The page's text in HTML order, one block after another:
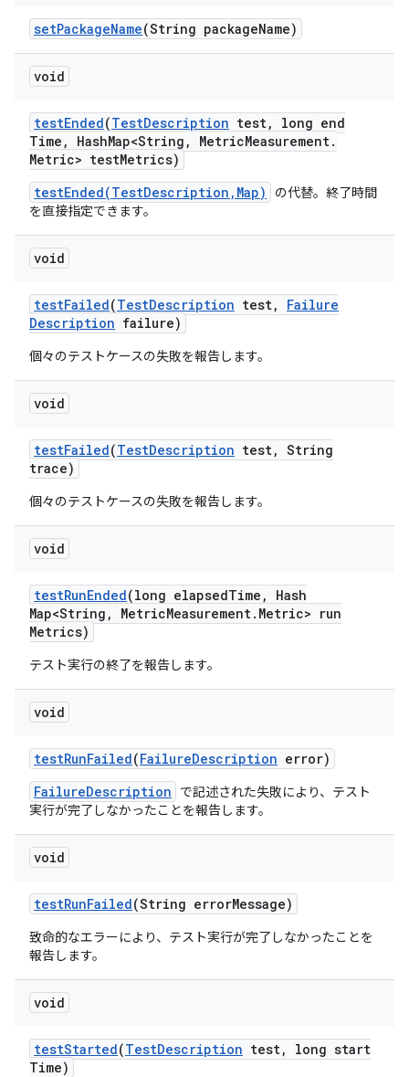
setPackageName(String packageName)
void
testEnded(TestDescription test,
long end
Time , HashMap<String , MetricMeasurement.
Metric> testMetrics)
testEnded(TestDescription,Map)
の代替。終了時間
を直接指定できます。
void
testFailed(TestDescription test,
Failure
Description failure)
個々のテストケースの失敗を報告します。
void
testFailed(TestDescription test, String
trace)
個々のテストケースの失敗を報告します。
void
testRunEnded(long elapsedTime ,
Hash
Map<String , MetricMeasurement. Metric> run
Metrics)
テスト実行の終了を報告します。
void
testRunFailed(FailureDescription error)
FailureDescription
で記述された失敗により、テスト
実行が完了しなかったことを報告します。
void
testRunFailed(String errorMessage)
致命的なエラーにより、テスト実行が完了しなかったことを
報告します。
void
testStarted(TestDescription test,
long start
Time)